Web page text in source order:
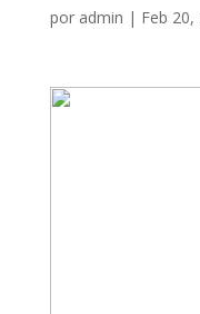
por admin | Feb 20,